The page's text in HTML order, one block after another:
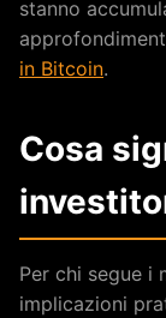
stanno
in Bitcoin.
Cosa
Per chi segue i
implicazioni